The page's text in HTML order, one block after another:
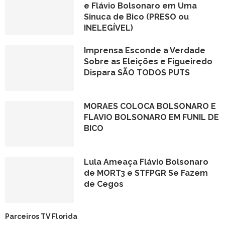
e Flávio Bolsonaro em Uma
Sinuca de Bico (PRESO ou
INELEGÍVEL)
Imprensa Esconde a Verdade
Sobre as Eleições e Figueiredo
Dispara SÃO TODOS PUTS
MORAES COLOCA BOLSONARO E
FLAVIO BOLSONARO EM FUNIL DE
BICO
Lula Ameaça Flávio Bolsonaro
de MORT3 e STFPGR Se Fazem
de Cegos
Parceiros TV Florida